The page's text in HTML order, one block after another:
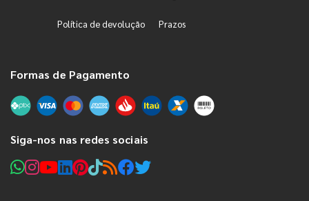
Política de devolução Prazos
Formas de Pagamento
Siga-nos nas redes sociais